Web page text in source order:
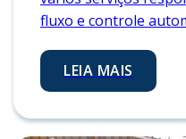
fluxo e controle
LEIA MAIS